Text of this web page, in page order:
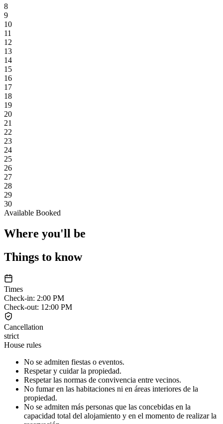
8
9
10
11
12
13
14
15
16
17
18
19
20
21
22
23
24
25
26
27
28
29
30
Available Booked
Where you'll be
Things to know
Times
Check-in: 2:00 PM
Check-out: 12:00 PM
Cancellation
strict
House rules
No se admiten fiestas o eventos.
Respetar y cuidar la propiedad.
Respetar las normas de convivencia entre vecinos.
No fumar en las habitaciones ni en áreas interiores de la
propiedad.
No se admiten más personas que las concebidas en la
capacidad total del alojamiento y en el momento de realizar la